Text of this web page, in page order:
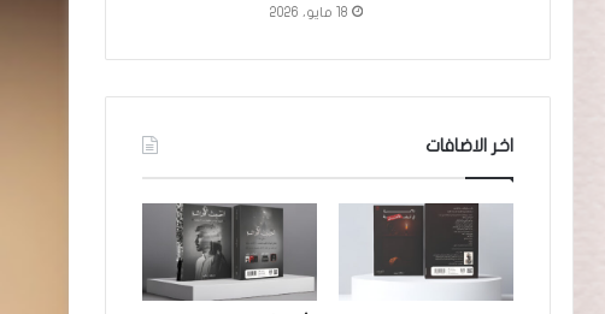
18 مايو، 2026
اخر الاضافات